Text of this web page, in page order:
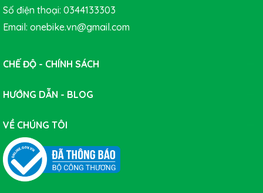
Số điện thoại: 0344133303
Email: onebike.vn@gmail.com
CHẾ ĐỘ - CHÍNH SÁCH
HƯỚNG DẪN - BLOG
VỀ CHÚNG TÔI